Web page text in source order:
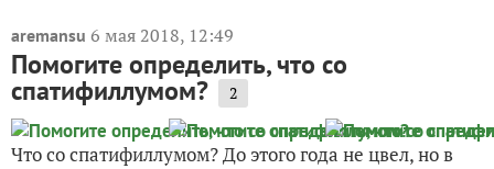
aremansu 6 мая 2018, 12:49
Помогите определить, что со
спатифиллумом? 2
Что со спатифиллумом? До этого года не цвел, но в